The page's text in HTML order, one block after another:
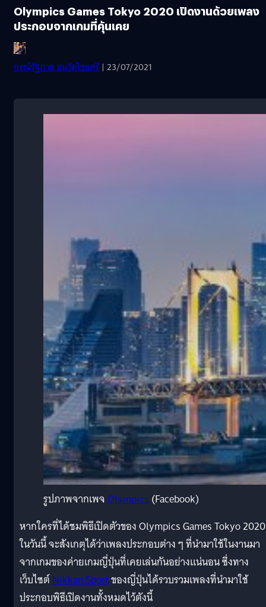
Olympics Games Tokyo 2020 เปิดงานด้วยเพลง
ประกอบจากเกมที่คุ้นเคย
กรณ์รัฐภาส ธนวัตไชยศรี | 23/07/2021
รูปภาพจากเพจOlympics(Facebook)
หากใครที่ได้ชมพิธีเปิดตัวของ Olympics Games Tokyo 2020
ในวันนี้ จะสังเกตุได้ว่าเพลงประกอบต่าง ๆ ที่นำมาใช้ในงานมา
จากเกมของค่ายเกมญี่ปุ่นที่เคยเล่นกันอย่างแน่นอน ซึ่งทาง
เว็บไซต์Nikkan Sportของญี่ปุ่นได้รวบรวมเพลงที่นำมาใช้
ประกอบพิธีเปิดงานทั้งหมดไว้ตังนี้